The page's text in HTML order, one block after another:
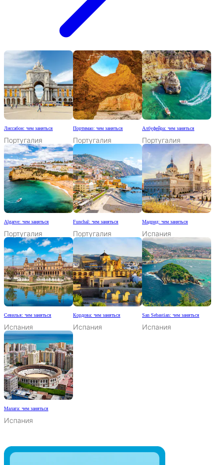
Лиссабон: чем заняться
Португалия
Портимао: чем заняться
Португалия
Албуфейра: чем заняться
Португалия
Algarve: чем заняться
Португалия
Funchal: чем заняться
Португалия
Мадрид: чем заняться
Испания
Севилья: чем заняться
Испания
Кордова: чем заняться
Испания
San Sebastian: чем заняться
Испания
Малага: чем заняться
Испания